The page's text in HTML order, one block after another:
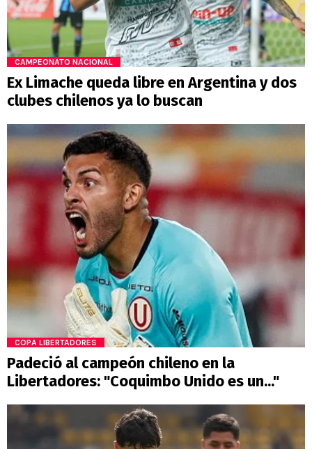
CAMPEONATO NACIONAL
Ex Limache queda libre en Argentina y dos
clubes chilenos ya lo buscan
COPA LIBERTADORES
Padeció al campeón chileno en la
Libertadores: "Coquimbo Unido es un..."